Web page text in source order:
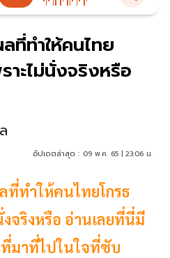
ที่ทำให้คนไทย
าะไม่นั่งจริงหรือ
อัปเดตล่าสุด : 09 พ.ค. 65 | 23:06 น.
ที่ทำให้คนไทยโกรธ
งจริงหรือ อ่านเลยที่นี่มี
มาที่ไปในใจที่ซับ